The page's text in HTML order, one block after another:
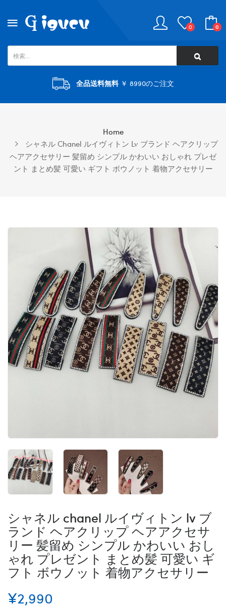
0 0
全品送料無料￥ 8990のご注文
Home
シャネル Chanel ルイヴィトン Lv ブランド ヘアクリップ
ヘアアクセサリー 髪留め シンプル かわいい おしゃれ プレゼ
ント まとめ髪 可愛い ギフト ボウノット 着物アクセサリー
シャネル chanel ルイヴィトン lv ブ
ランド ヘアクリップ ヘアアクセサ
リー 髪留め シンプル かわいい おし
ゃれ プレゼント まとめ髪 可愛い ギ
フト ボウノット 着物アクセサリー
¥2,990